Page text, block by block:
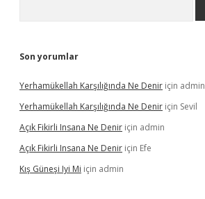
Son yorumlar
Yerhamükellah Karşılığında Ne Denir için admin
Yerhamükellah Karşılığında Ne Denir için Sevil
Açık Fikirli Insana Ne Denir için admin
Açık Fikirli Insana Ne Denir için Efe
Kış Güneşi Iyi Mi için admin